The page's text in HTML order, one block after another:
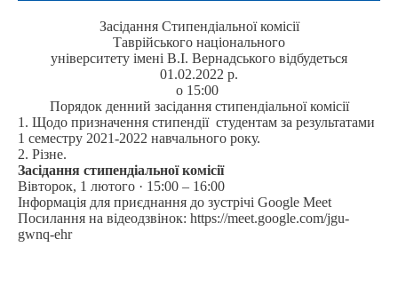
Засідання Стипендіальної комісії
Таврійського національного
університету імені В.І. Вернадського відбудеться
01.02.2022 р.
о 15:00
Порядок денний засідання стипендіальної комісії
1. Щодо призначення стипендії студентам за результатами
1 семестру 2021-2022 навчального року.
2. Різне.
Засідання стипендіальної комісії
Вівторок, 1 лютого · 15:00 – 16:00
Інформація для приєднання до зустрічі Google Meet
Посилання на відеодзвінок: https://meet.google.com/jgu-
gwnq-ehr